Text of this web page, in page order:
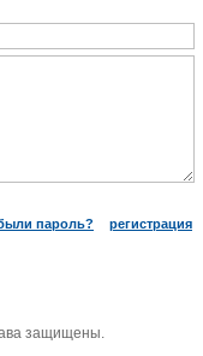
пароль? регистрация
защищены.